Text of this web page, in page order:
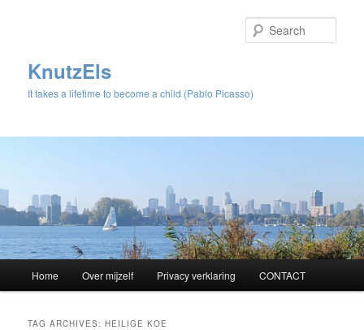
KnutzEls
It takes a lifetime to become a child (Pablo Picasso)
Skip
Skip
Home Over mijzelf Privacy verklaring CONTACT
TAG ARCHIVES:HEILIGE KOE